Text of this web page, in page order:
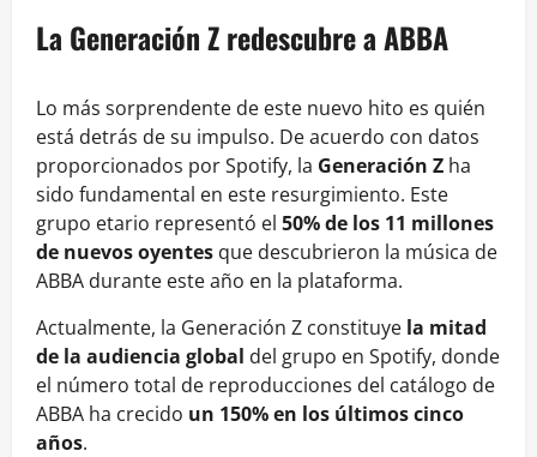
La Generación Z redescubre a ABBA
Lo más sorprendente de este nuevo hito es quién
está detrás de su impulso. De acuerdo con datos
proporcionados por Spotify, la Generación Z ha
sido fundamental en este resurgimiento. Este
grupo etario representó el 50% de los 11 millones
de nuevos oyentes que descubrieron la música de
ABBA durante este año en la plataforma.
Actualmente, la Generación Z constituye la mitad
de la audiencia global del grupo en Spotify, donde
el número total de reproducciones del catálogo de
ABBA ha crecido un 150% en los últimos cinco
años.